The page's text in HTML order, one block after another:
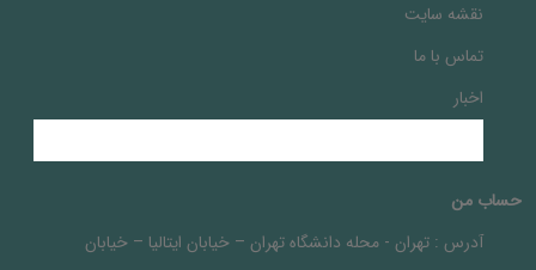
نقشه سایت
تماس با ما
اخبار
حساب من
آدرس : تهران - محله دانشگاه تهران – خيابان ايتاليا – خيابان